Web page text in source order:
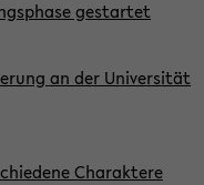
gestartet
an der Universität
Charaktere